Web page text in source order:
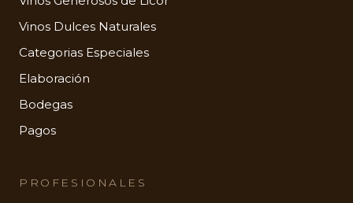
Vinos Dulces Naturales
Categorias Especiales
Elaboración
Bodegas
Pagos
PROFESIONALES